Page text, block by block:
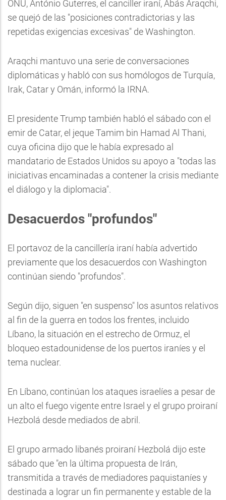
ONU, António Guterres, el canciller iraní, Abás Araqchi,
se quejó de las "posiciones contradictorias y las
repetidas exigencias excesivas" de Washington.
Araqchi mantuvo una serie de conversaciones
diplomáticas y habló con sus homólogos de Turquía,
Irak, Catar y Omán, informó la IRNA.
El presidente Trump también habló el sábado con el
emir de Catar, el jeque Tamim bin Hamad Al Thani,
cuya oficina dijo que le había expresado al
mandatario de Estados Unidos su apoyo a "todas las
iniciativas encaminadas a contener la crisis mediante
el diálogo y la diplomacia".
Desacuerdos "profundos"
El portavoz de la cancillería iraní había advertido
previamente que los desacuerdos con Washington
continúan siendo "profundos".
Según dijo, siguen "en suspenso" los asuntos relativos
al fin de la guerra en todos los frentes, incluido
Líbano, la situación en el estrecho de Ormuz, el
bloqueo estadounidense de los puertos iraníes y el
tema nuclear.
En Líbano, continúan los ataques israelíes a pesar de
un alto el fuego vigente entre Israel y el grupo proiraní
Hezbolá desde mediados de abril.
El grupo armado libanés proiraní Hezbolá dijo este
sábado que "en la última propuesta de Irán,
transmitida a través de mediadores paquistaníes y
destinada a lograr un fin permanente y estable de la